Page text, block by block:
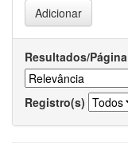
Resultados/Página
Registro(s)